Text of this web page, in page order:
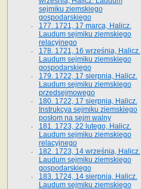
sejmiku ziemskiego
gospodarskiego
177. 1721, 17 marca, Halicz.
Laudum sejmiku ziemskiego
relacyjnego
178. 1721, 16 września, Halicz.
Laudum sejmiku ziemskiego
gospodarskiego
179. 1722, 17 sierpnia, Halicz.
Laudum sejmiku ziemskiego
przedsejmowego
180. 1722, 17 sierpnia, Halicz.
Instrukcya sejmiku ziemskiego
posłom na sejm walny
181. 1723, 22 lutego, Halicz.
Laudum sejmiku ziemskiego
relacyjnego
182. 1723, 14 września, Halicz.
Laudum sejmiku ziemskiego
gospodarskiego
183. 1724, 14 sierpnia, Halicz.
Laudum sejmiku ziemskiego